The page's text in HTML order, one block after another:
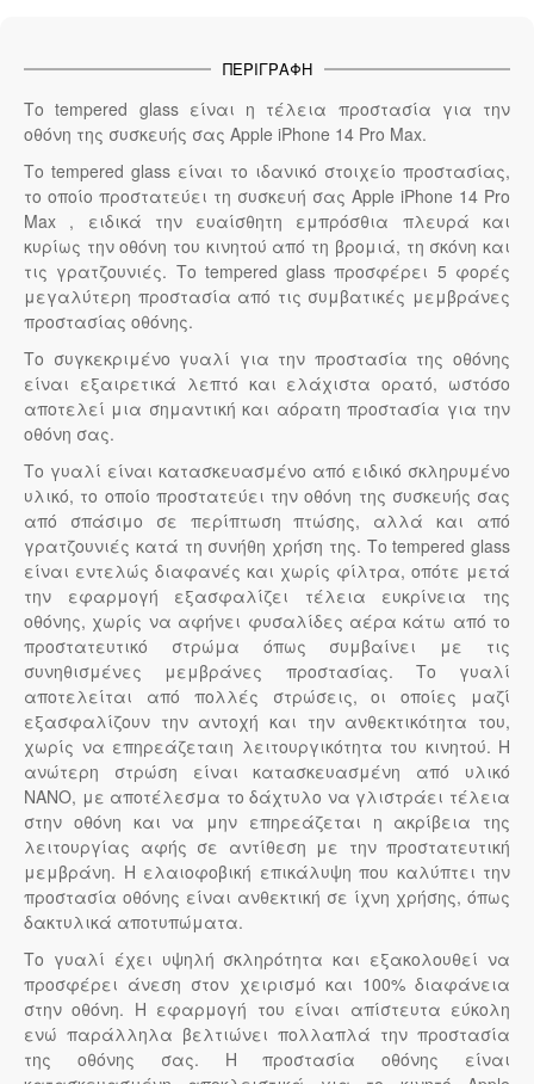
ΠΕΡΙΓΡΑΦΉ
Το tempered glass είναι η τέλεια προστασία για την
οθόνη της συσκευής σας Apple iPhone 14 Pro Max.
Το tempered glass είναι το ιδανικό στοιχείο προστασίας,
το οποίο προστατεύει τη συσκευή σας Apple iPhone 14 Pro
Max , ειδικά την ευαίσθητη εμπρόσθια πλευρά και
κυρίως την οθόνη του κινητού από τη βρομιά, τη σκόνη και
τις γρατζουνιές. Το tempered glass προσφέρει 5 φορές
μεγαλύτερη προστασία από τις συμβατικές μεμβράνες
προστασίας οθόνης.
Το συγκεκριμένο γυαλί για την προστασία της οθόνης
είναι εξαιρετικά λεπτό και ελάχιστα ορατό, ωστόσο
αποτελεί μια σημαντική και αόρατη προστασία για την
οθόνη σας.
Το γυαλί είναι κατασκευασμένο από ειδικό σκληρυμένο
υλικό, το οποίο προστατεύει την οθόνη της συσκευής σας
από σπάσιμο σε περίπτωση πτώσης, αλλά και από
γρατζουνιές κατά τη συνήθη χρήση της. Το tempered glass
είναι εντελώς διαφανές και χωρίς φίλτρα, οπότε μετά
την εφαρμογή εξασφαλίζει τέλεια ευκρίνεια της
οθόνης, χωρίς να αφήνει φυσαλίδες αέρα κάτω από το
προστατευτικό στρώμα όπως συμβαίνει με τις
συνηθισμένες μεμβράνες προστασίας. Το γυαλί
αποτελείται από πολλές στρώσεις, οι οποίες μαζί
εξασφαλίζουν την αντοχή και την ανθεκτικότητα του,
χωρίς να επηρεάζεταιη λειτουργικότητα του κινητού. Η
ανώτερη στρώση είναι κατασκευασμένη από υλικό
NANO, με αποτέλεσμα το δάχτυλο να γλιστράει τέλεια
στην οθόνη και να μην επηρεάζεται η ακρίβεια της
λειτουργίας αφής σε αντίθεση με την προστατευτική
μεμβράνη. Η ελαιοφοβική επικάλυψη που καλύπτει την
προστασία οθόνης είναι ανθεκτική σε ίχνη χρήσης, όπως
δακτυλικά αποτυπώματα.
Το γυαλί έχει υψηλή σκληρότητα και εξακολουθεί να
προσφέρει άνεση στον χειρισμό και 100% διαφάνεια
στην οθόνη. Η εφαρμογή του είναι απίστευτα εύκολη
ενώ παράλληλα βελτιώνει πολλαπλά την προστασία
της οθόνης σας. Η προστασία οθόνης είναι